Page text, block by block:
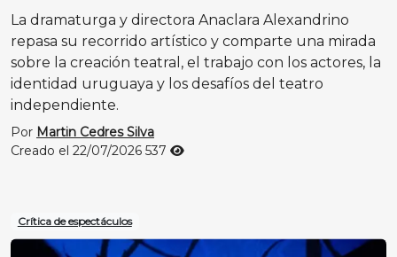
La dramaturga y directora Anaclara Alexandrino
repasa su recorrido artístico y comparte una mirada
sobre la creación teatral, el trabajo con los actores, la
identidad uruguaya y los desafíos del teatro
independiente.
Por Martin Cedres Silva
Creado el 22/07/2026 537
Crítica de espectáculos